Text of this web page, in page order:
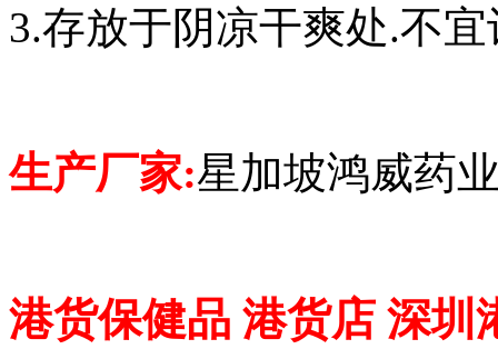
3.存放于阴凉干爽处.不
生产厂家:星加坡鸿威药
港货保健品 港货店 深圳